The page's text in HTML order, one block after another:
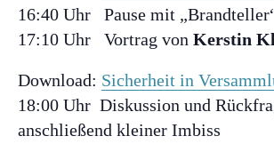
16:40 Uhr Pause mit
17:10 Uhr Vortrag von Kerstin
Download: Sicherheit in
18:00 Uhr Diskussion und
anschließend kleiner Imbiss